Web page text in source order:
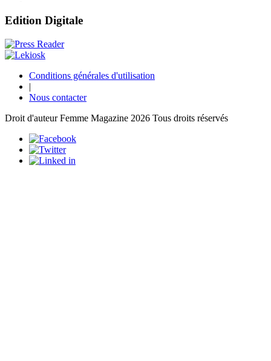
Edition Digitale
Conditions générales d'utilisation
|
Nous contacter
Droit d'auteur Femme Magazine 2026 Tous droits réservés